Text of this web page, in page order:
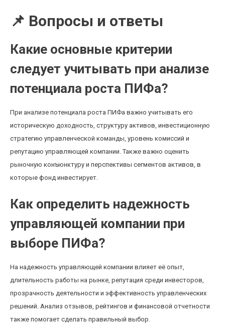
📌 Вопросы и ответы
Какие основные критерии
следует учитывать при анализе
потенциала роста ПИФа?
При анализе потенциала роста ПИФа важно учитывать его
историческую доходность, структуру активов, инвестиционную
стратегию управленческой команды, уровень комиссий и
репутацию управляющей компании. Также важно оценить
рыночную конъюнктуру и перспективы сегментов активов, в
которые фонд инвестирует.
Как определить надежность
управляющей компании при
выборе ПИФа?
На надежность управляющей компании влияет её опыт,
длительность работы на рынке, репутация среди инвесторов,
прозрачность деятельности и эффективность управленческих
решений. Анализ отзывов, рейтингов и финансовой отчетности
также помогает сделать правильный выбор.